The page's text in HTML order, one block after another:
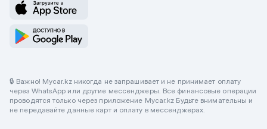
🔒 Важно! Mycar.kz никогда не запрашивает и не принимает оплату
через WhatsApp или другие мессенджеры. Все финансовые операции
проводятся только через приложение Mycar.kz Будьте внимательны и
не передавайте данные карт и оплату в мессенджерах.